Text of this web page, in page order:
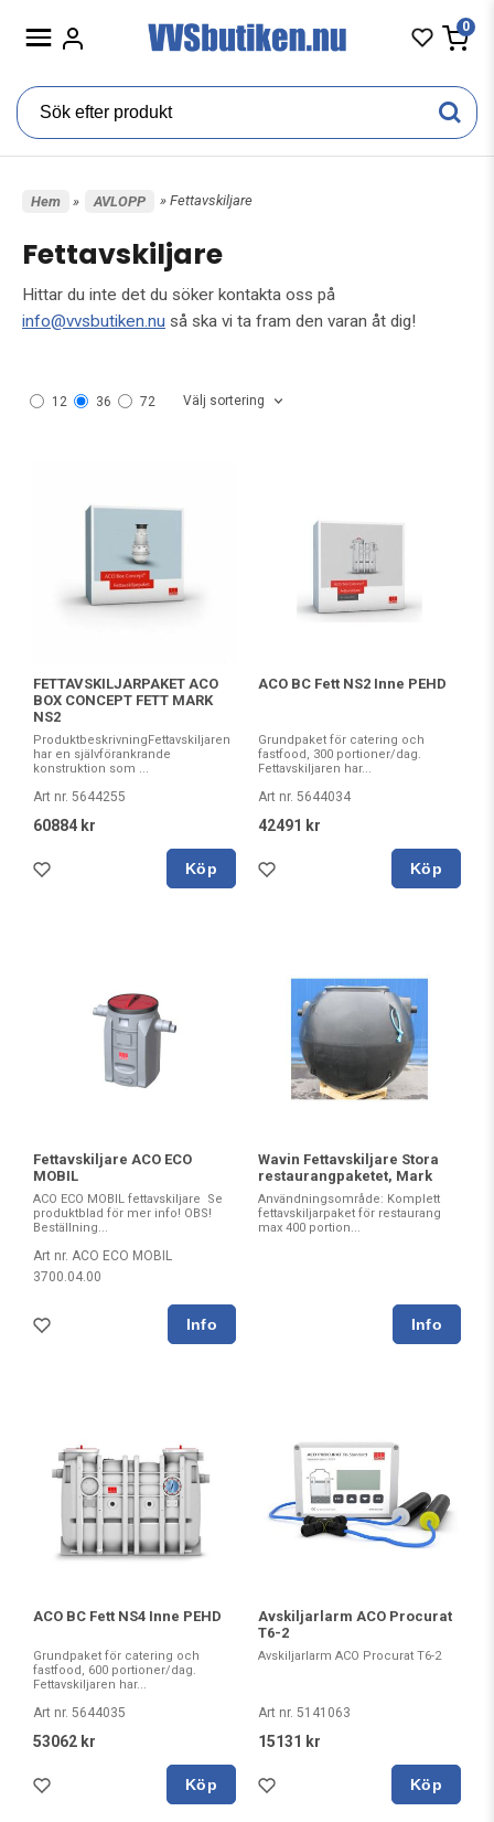
0
Hem » AVLOPP » Fettavskiljare
Fettavskiljare
Hittar du inte det du söker kontakta oss på
info@vvsbutiken.nu så ska vi ta fram den varan åt dig!
12 36 72 Välj sortering
FETTAVSKILJARPAKET ACO
BOX CONCEPT FETT MARK
NS2
ProduktbeskrivningFettavskiljaren
har en självförankrande
konstruktion som ...
Art nr. 5644255
60884 kr
Köp
ACO BC Fett NS2 Inne PEHD
Grundpaket för catering och
fastfood, 300 portioner/dag.
Fettavskiljaren har...
Art nr. 5644034
42491 kr
Köp
Fettavskiljare ACO ECO
MOBIL
ACO ECO MOBIL fettavskiljare Se
produktblad för mer info! OBS!
Beställning...
Art nr. ACO ECO MOBIL
3700.04.00
Wavin Fettavskiljare Stora
restaurangpaketet, Mark
Användningsområde: Komplett
fettavskiljarpaket för restaurang
max 400 portion...
ACO BC Fett NS4 Inne PEHD
Grundpaket för catering och
fastfood, 600 portioner/dag.
Fettavskiljaren har...
Art nr. 5644035
53062 kr
Köp
Avskiljarlarm ACO Procurat
T6-2
Avskiljarlarm ACO Procurat T6-2
Art nr. 5141063
15131 kr
Köp